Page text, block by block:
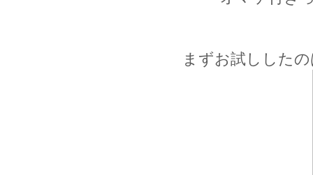
まずお試しした